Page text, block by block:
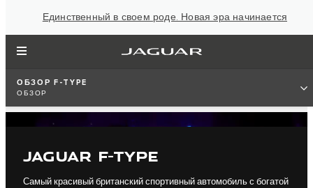
Единственный в своем роде. Новая эра начинается
ОБЗОР F-TYPE
ОБЗОР
JAGUAR F-TYPE
Самый красивый британский спортивный автомобиль с богатой